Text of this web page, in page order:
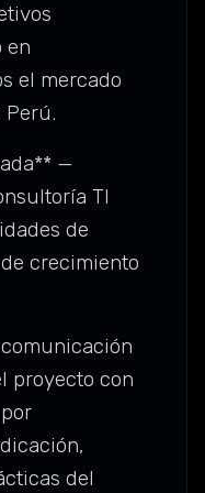
en
el mercado
Perú.
—
TI
de
crecimiento
proyecto con
del